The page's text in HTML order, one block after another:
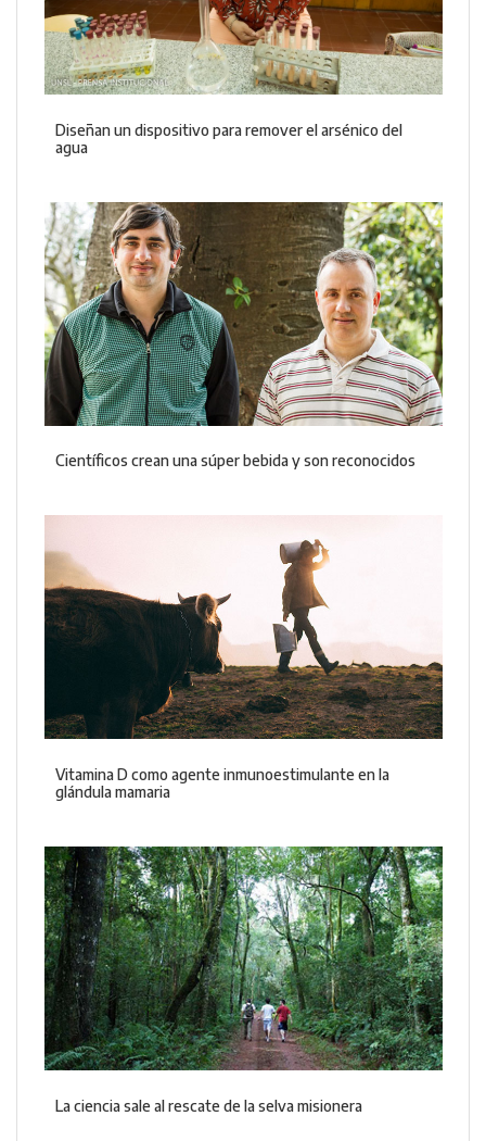
Diseñan un dispositivo para remover el arsénico del
agua
Científicos crean una súper bebida y son reconocidos
Vitamina D como agente inmunoestimulante en la
glándula mamaria
La ciencia sale al rescate de la selva misionera